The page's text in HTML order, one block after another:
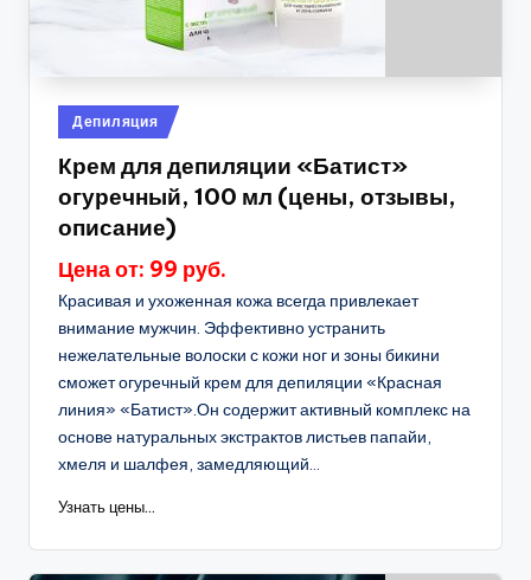
Опубликовано
в
Депиляция
Крем для депиляции «Батист»
огуречный, 100 мл (цены, отзывы,
описание)
Цена от: 99 руб.
Красивая и ухоженная кожа всегда привлекает
внимание мужчин. Эффективно устранить
нежелательные волоски с кожи ног и зоны бикини
сможет огуречный крем для депиляции «Красная
линия» «Батист».Он содержит активный комплекс на
основе натуральных экстрактов листьев папайи,
хмеля и шалфея, замедляющий...
Узнать цены...